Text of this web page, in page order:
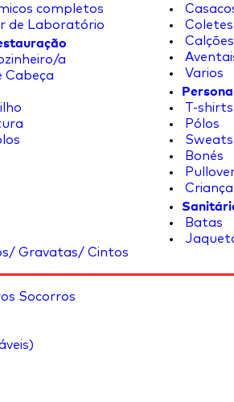
completos
de Laboratório
a
Cabeça
Gravatas/ Cintos
Coletes
Calções
Varios
T-shirts
Pólos
Bonés
Criança
Batas
Socorros